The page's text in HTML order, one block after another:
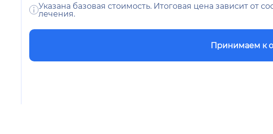
Указана базовая стоимость. Итоговая цена зависит
лечения.
Принимаем к